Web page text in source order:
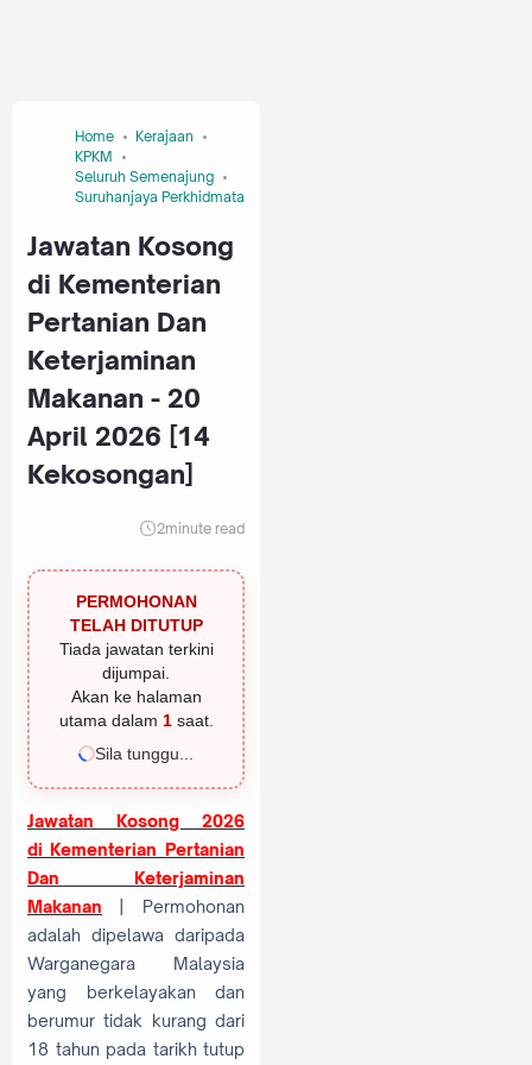
Home
Kerajaan
KPKM
Seluruh Semenajung
Suruhanjaya Perkhidmatan Awam Malaysia (SPA)
Jawatan Kosong
di Kementerian
Pertanian Dan
Keterjaminan
Makanan - 20
April 2026 [14
Kekosongan]
2minute read
PERMOHONAN
TELAH DITUTUP
Tiada jawatan terkini
dijumpai.
Akan ke halaman
utama dalam 1saat.
Sila tunggu...
Jawatan Kosong 2026
di Kementerian Pertanian
Dan Keterjaminan
Makanan | Permohonan
adalah dipelawa daripada
Warganegara Malaysia
yang berkelayakan dan
berumur tidak kurang dari
18 tahun pada tarikh tutup